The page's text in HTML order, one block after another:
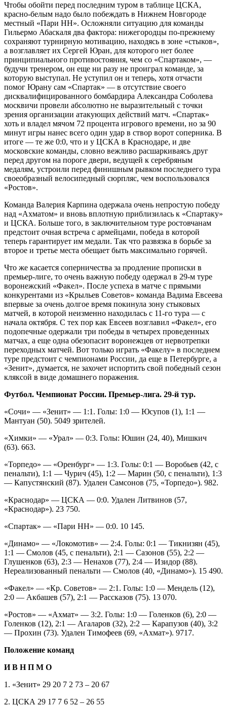
Чтобы обойти перед последним туром в таблице ЦСКА,
красно-белым надо было побеждать в Нижнем Новгороде
местный «Пари НН». Осложняли ситуацию для команды
Гильермо Абаскаля два фактора: нижегородцы по‑прежнему
сохраняют турнирную мотивацию, находясь в зоне «стыков»,
а возглавляет их Сергей Юран, для которого нет более
принципиального противостояния, чем со «Спартаком», —
будучи тренером, он еще ни разу не про­играл команде, за
которую выступал. Не уступил он и теперь, хотя отчасти
помог Юрану сам «Спартак» — в отсутствие своего
дисквалифицированного бомбардира Александра Соболева
москвичи провели абсолютно не выразительный с точки
зрения организации атакующих действий матч. «Спартак»
хоть и владел мячом 72 процента игрового времени, но за 90
минут игры нанес всего один удар в створ ворот соперника. В
итоге — те же 0:0, что и у ЦСКА в Краснодаре, и две
московские команды, словно вежливо расшаркиваясь друг
перед другом на пороге двери, ведущей к серебряным
медалям, устроили перед финишным рывком последнего тура
свое­образный велосипедный сюрпляс, чем воспользовался
«Ростов».
Команда Валерия Карпина одержала очень непростую победу
над «Ахматом» и вновь вплотную приблизилась к «Спартаку»
и ЦСКА. Больше того, в заключительном туре ростовчанам
предстоит очная встреча с армейцами, победа в которой
теперь гарантирует им медали. Так что развязка в борьбе за
второе и третье места обещает быть максимально горячей.
Что же касается соперничества за продление прописки в
премьер-лиге, то очень важную победу одержал в 29‑м туре
воронежский «Факел». После успеха в матче с прямыми
конкурентами из «Крыльев Советов» команда Вадима Евсеева
впервые за очень долгое время покинула зону стыковых
матчей, в которой неизменно находилась с 11‑го тура — с
начала октября. С тех пор как Евсеев возглавил «Факел», его
подопечные одержали три победы в четырех проведенных
матчах, а еще одна обезопасит воронежцев от нервотрепки
переходных матчей. Вот только играть «Факелу» в последнем
туре предстоит с чемпионами России, да еще в Петербурге, а
«Зенит», думается, не захочет испортить свой победный сезон
кляксой в виде домашнего поражения.
Футбол. Чемпионат России. Премьер-лига. 29‑й тур.
«Сочи» — «Зенит» — 1:1. Голы: 1:0 — Юсупов (1), 1:1 —
Мантуан (50). 5049 зрителей.
«Химки» — «Урал» — 0:3. Голы: Юшин (24, 40), Мишкич
(63). 663.
«Торпедо» — «Оренбург» — 1:3. Голы: 0:1 — Воробьев (42, с
пенальти), 1:1 — Чурич (45), 1:2 — Марин (50, с пенальти), 1:3
— Капустянский (87). Удален Самсонов (75, «Торпедо»). 982.
«Краснодар» — ЦСКА — 0:0. Удален Литвинов (57,
«Краснодар»). 23 750.
«Спартак» — «Пари НН» — 0:0. 10 145.
«Динамо» — «Локомотив» — 2:4. Голы: 0:1 — Тикнизян (45),
1:1 — Смолов (45, с пенальти), 2:1 — Сазонов (55), 2:2 —
Глушенков (63), 2:3 — Ненахов (77), 2:4 — Изидор (88).
Нереализованный пенальти — Смолов (40, «Динамо»). 15 490.
«Факел» — «Кр. Советов» — 2:1. Голы: 1:0 — Мендель (12),
2:0 — Акбашев (57), 2:1 — Рассказов (75). 13 070.
«Ростов» — «Ахмат» — 3:2. Голы: 1:0 — Голенков (6), 2:0 —
Голенков (12), 2:1 — Агаларов (32), 2:2 — Карапузов (40), 3:2
— Прохин (73). Удален Тимофеев (69, «Ахмат»). 9717.
Положение команд
И В Н П М О
1. «Зенит» 29 20 7 2 73 – 20 67
2. ЦСКА 29 17 7 6 52 – 26 55